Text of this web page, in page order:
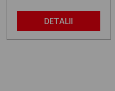
DETALII